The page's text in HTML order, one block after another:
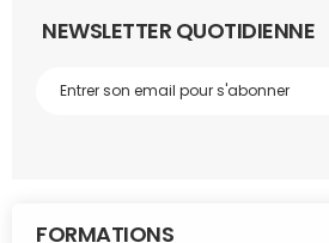
NEWSLETTER QUOTIDIENNE
FORMATIONS